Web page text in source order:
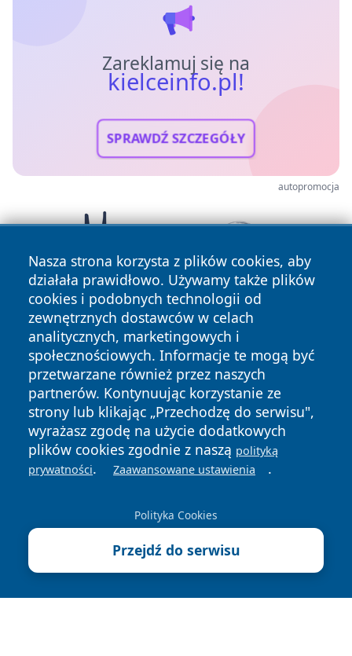
Zareklamuj się na
kielceinfo.pl!
SPRAWDŹ SZCZEGÓŁY
autopromocja
Nasza strona korzysta z plików cookies, aby
działała prawidłowo. Używamy także plików
cookies i podobnych technologii od
zewnętrznych dostawców w celach
analitycznych, marketingowych i
społecznościowych. Informacje te mogą być
przetwarzane również przez naszych
partnerów. Kontynuując korzystanie ze
strony lub klikając „Przechodzę do serwisu",
wyrażasz zgodę na użycie dodatkowych
plików cookies zgodnie z naszą polityką
prywatności. Zaawansowane ustawienia .
Polityka Cookies
Przejdź do serwisu
Copyright © 2026 kielceinfo.pl Wszystkie prawa zastrzeżone.
News Autorzy
Polityka
Polityka